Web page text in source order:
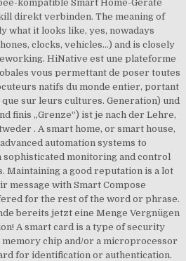
kompatible Smart Home-Geräte
direkt verbinden. The meaning of
what it looks like, yes, nowadays
clocks, vehicles…) and is closely
HiNative est une plateforme
vous permettant de poser toutes
natifs du monde entier, portant
sur leurs cultures. Generation) und
finis „Grenze“) ist je nach der Lehre,
. A smart home, or smart house,
automation systems to
monitoring and control
Maintaining a good reputation is a lot
message with Smart Compose
for the rest of the word or phrase.
bereits jetzt eine Menge Vergnügen
A smart card is a type of security
memory chip and/or a microprocessor
for identification or authentication.